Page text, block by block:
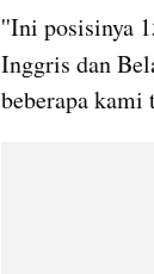
''Ini posisinya
Inggris dan
beberapa kami